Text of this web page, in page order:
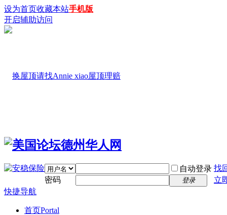
设为首页收藏本站手机版
开启辅助访问
自动登录 找
密码
登录
立
快捷导航
首页Portal